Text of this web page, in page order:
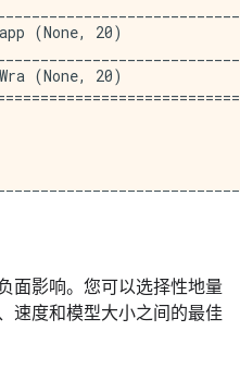
(None, 20)
(None, 20)
面影响。您可以选择性地量
速度和模型大小之间的最佳